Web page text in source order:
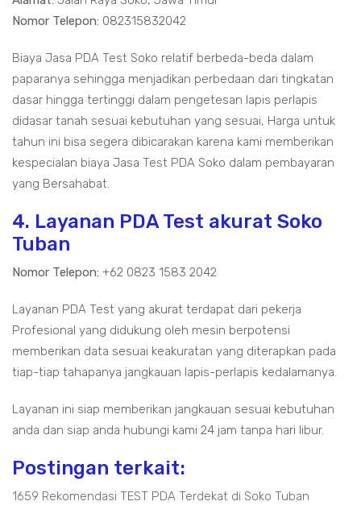
Nomor Telepon: 082315832042
Biaya Jasa PDA Test Soko relatif berbeda-beda dalam
paparanya sehingga menjadikan perbedaan dari tingkatan
dasar hingga tertinggi dalam pengetesan lapis perlapis
didasar tanah sesuai kebutuhan yang sesuai, Harga untuk
tahun ini bisa segera dibicarakan karena kami memberikan
kespecialan biaya Jasa Test PDA Soko dalam pembayaran
yang Bersahabat.
4. Layanan PDA Test akurat Soko
Tuban
Nomor Telepon: +62 0823 1583 2042
Layanan PDA Test yang akurat terdapat dari pekerja
Profesional yang didukung oleh mesin berpotensi
memberikan data sesuai keakuratan yang diterapkan pada
tiap-tiap tahapanya jangkauan lapis-perlapis kedalamanya.
Layanan ini siap memberikan jangkauan sesuai kebutuhan
anda dan siap anda hubungi kami 24 jam tanpa hari libur.
Postingan terkait:
1659 Rekomendasi TEST PDA Terdekat di Soko Tuban